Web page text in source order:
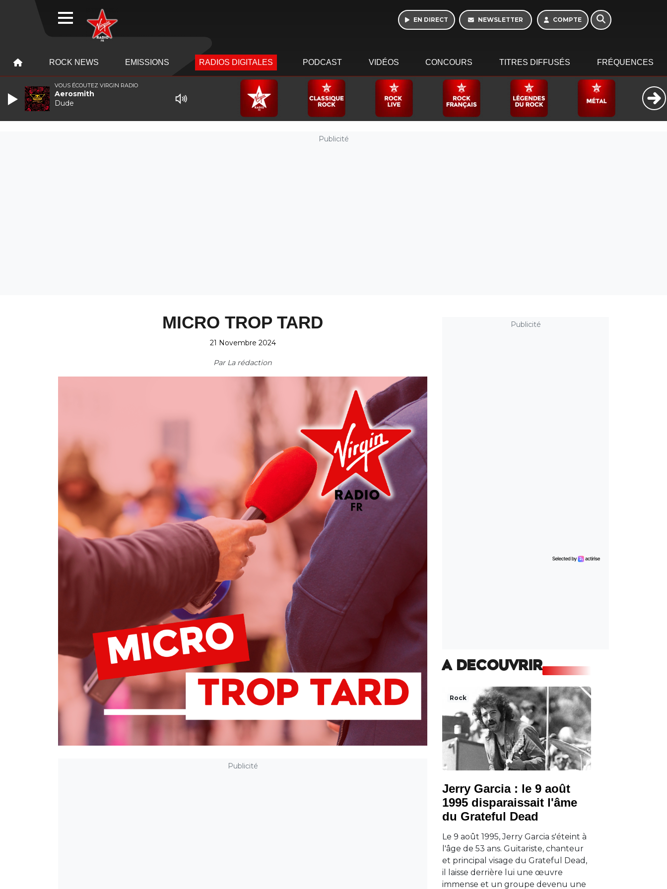
EN DIRECT NEWSLETTER COMPTE
ROCK NEWS EMISSIONS RADIOS DIGITALES PODCAST VIDÉOS CONCOURS TITRES DIFFUSÉS FRÉQUENCES
Publicité
MICRO TROP TARD
21 Novembre 2024
Par La rédaction
Publicité
Publicité
A DECOUVRIR
Rock
Jerry Garcia : le 9 août
1995 disparaissait l'âme
du Grateful Dead
Le 9 août 1995, Jerry Garcia s'éteint à
l'âge de 53 ans. Guitariste, chanteur
et principal visage du Grateful Dead,
il laisse derrière lui une œuvre
immense et un groupe devenu une
VOUS ÉCOUTEZ VIRGIN RADIO
Aerosmith
Dude
WEBRADIO